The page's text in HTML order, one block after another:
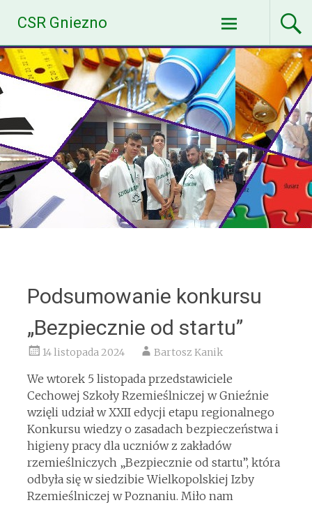
content
CSR Gniezno
Podsumowanie konkursu
„Bezpiecznie od startu”
14 listopada 2024 Bartosz Kanik
We wtorek 5 listopada przedstawiciele
Cechowej Szkoły Rzemieślniczej w Gnieźnie
wzięli udział w XXII edycji etapu regionalnego
Konkursu wiedzy o zasadach bezpieczeństwa i
higieny pracy dla uczniów z zakładów
rzemieślniczych „Bezpiecznie od startu”, która
odbyła się w siedzibie Wielkopolskiej Izby
Rzemieślniczej w Poznaniu. Miło nam